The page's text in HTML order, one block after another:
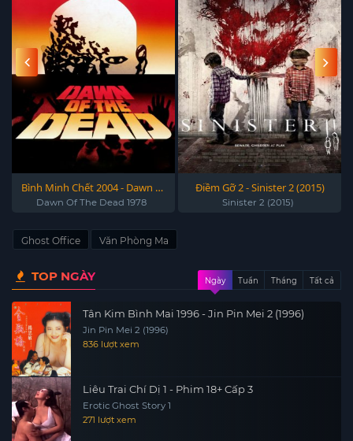
Bình Minh Chết 2004 - Dawn Of
The Dead 2004
Dawn Of The Dead 1978
Điềm Gỡ 2 - Sinister 2 (2015)
Sinister 2 (2015)
Ghost Office Văn Phòng Ma
TOP NGÀY Ngày Tuần Tháng Tất cả
Tân Kim Bình Mai 1996 - Jin Pin Mei 2 (1996)
Jin Pin Mei 2 (1996)
836 lượt xem
Liêu Trai Chí Dị 1 - Phim 18+ Cấp 3
Erotic Ghost Story 1
271 lượt xem